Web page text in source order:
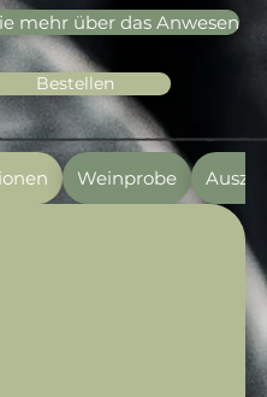
mehr über das Anwesen
Bestellen
Weinprobe